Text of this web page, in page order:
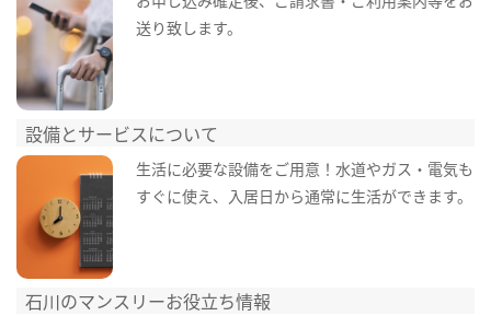
送り致します。
設備とサービスについて
生活に必要な設備をご用意！水道やガス・電気も
すぐに使え、入居日から通常に生活ができます。
石川のマンスリーお役立ち情報